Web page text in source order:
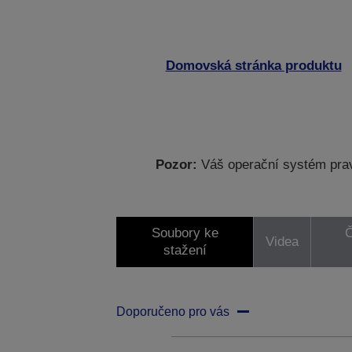
Domovská stránka produktu
Pozor: Váš operační systém
Soubory ke
stažení
Videa
Doporučeno pro vás